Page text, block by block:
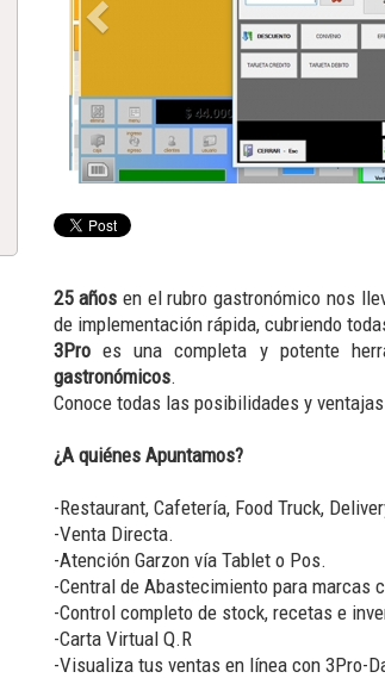
25 añosen el rubro gastronómico nos
de implementación rápida, cubriendo
3Pro es una completa y potente
gastronómicos.
Conoce todas las posibilidades y
¿A quiénes Apuntamos?
-Restaurant, Cafetería, Food Truck,
-Venta Directa.
-Atención Garzon vía Tablet o Pos.
-Central de Abastecimiento para marcas
-Control completo de stock, recetas e
-Carta Virtual Q.R
-Visualiza tus ventas en línea con 3Pro-